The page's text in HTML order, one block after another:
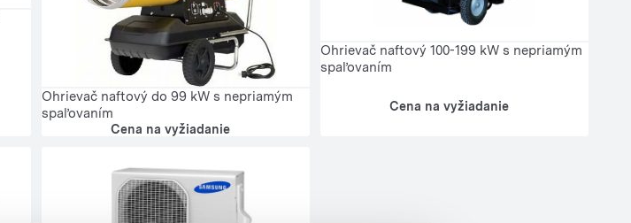
Ohrievač naftový do 99 kW s nepriamým
spaľovaním
Cena na vyžiadanie
Ohrievač naftový 100-199 kW s nepriamým
spaľovaním
Cena na vyžiadanie